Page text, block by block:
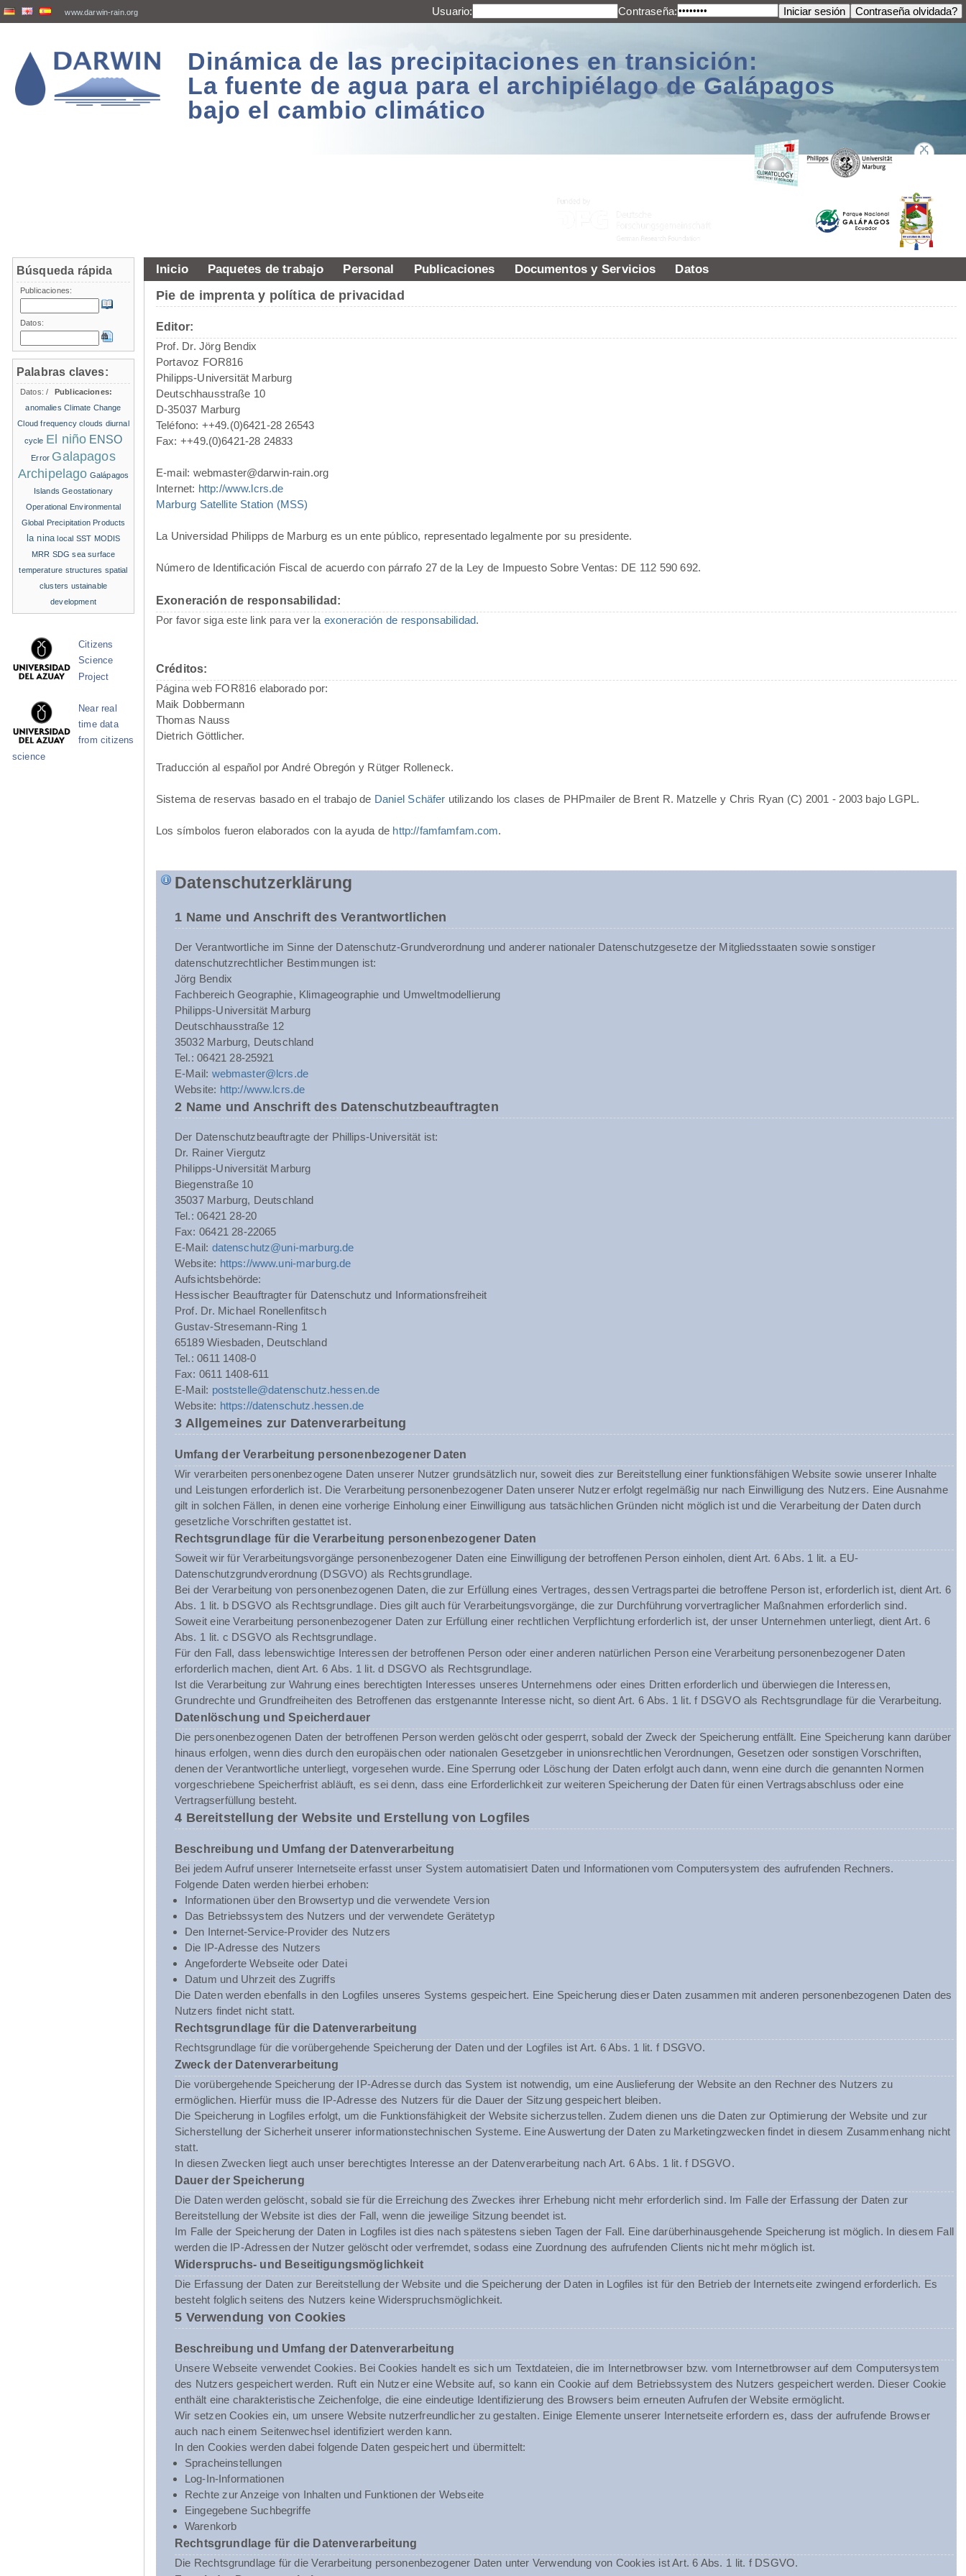
www.darwin-rain.org Usuario: Contraseña:
Dinámica de las precipitaciones en transición:
La fuente de agua para el archipiélago de Galápagos
bajo el cambio climático
Inicio Paquetes de trabajo Personal Publicaciones Documentos y Servicios Datos
Pie de imprenta y política de privacidad
Editor:
Prof. Dr. Jörg Bendix
Portavoz FOR816
Philipps-Universität Marburg
Deutschhausstraße 10
D-35037 Marburg
Teléfono: ++49.(0)6421-28 26543
Fax: ++49.(0)6421-28 24833
E-mail: webmaster@darwin-rain.org
Internet: http://www.lcrs.de
Marburg Satellite Station (MSS)
La Universidad Philipps de Marburg es un ente público, representado legalmente por su presidente.
Número de Identificación Fiscal de acuerdo con párrafo 27 de la Ley de Impuesto Sobre Ventas: DE 112 590 692.
Exoneración de responsabilidad:
Por favor siga este link para ver la exoneración de responsabilidad.
Créditos:
Página web FOR816 elaborado por:
Maik Dobbermann
Thomas Nauss
Dietrich Göttlicher.
Traducción al español por André Obregón y Rütger Rolleneck.
Sistema de reservas basado en el trabajo de Daniel Schäfer utilizando los clases de PHPmailer de Brent R. Matzelle y Chris Ryan (C) 2001 - 2003 bajo LGPL.
Los símbolos fueron elaborados con la ayuda de http://famfamfam.com.
Datenschutzerklärung
1 Name und Anschrift des Verantwortlichen
Der Verantwortliche im Sinne der Datenschutz-Grundverordnung und anderer nationaler Datenschutzgesetze der Mitgliedsstaaten sowie sonstiger
datenschutzrechtlicher Bestimmungen ist:
Jörg Bendix
Fachbereich Geographie, Klimageographie und Umweltmodellierung
Philipps-Universität Marburg
Deutschhausstraße 12
35032 Marburg, Deutschland
Tel.: 06421 28-25921
E-Mail: webmaster@lcrs.de
Website: http://www.lcrs.de
2 Name und Anschrift des Datenschutzbeauftragten
Der Datenschutzbeauftragte der Phillips-Universität ist:
Dr. Rainer Viergutz
Philipps-Universität Marburg
Biegenstraße 10
35037 Marburg, Deutschland
Tel.: 06421 28-20
Fax: 06421 28-22065
E-Mail: datenschutz@uni-marburg.de
Website: https://www.uni-marburg.de
Aufsichtsbehörde:
Hessischer Beauftragter für Datenschutz und Informationsfreiheit
Prof. Dr. Michael Ronellenfitsch
Gustav-Stresemann-Ring 1
65189 Wiesbaden, Deutschland
Tel.: 0611 1408-0
Fax: 0611 1408-611
E-Mail: poststelle@datenschutz.hessen.de
Website: https://datenschutz.hessen.de
3 Allgemeines zur Datenverarbeitung
Umfang der Verarbeitung personenbezogener Daten
Wir verarbeiten personenbezogene Daten unserer Nutzer grundsätzlich nur, soweit dies zur Bereitstellung einer funktionsfähigen Website sowie unserer Inhalte
und Leistungen erforderlich ist. Die Verarbeitung personenbezogener Daten unserer Nutzer erfolgt regelmäßig nur nach Einwilligung des Nutzers. Eine Ausnahme
gilt in solchen Fällen, in denen eine vorherige Einholung einer Einwilligung aus tatsächlichen Gründen nicht möglich ist und die Verarbeitung der Daten durch
gesetzliche Vorschriften gestattet ist.
Rechtsgrundlage für die Verarbeitung personenbezogener Daten
Soweit wir für Verarbeitungsvorgänge personenbezogener Daten eine Einwilligung der betroffenen Person einholen, dient Art. 6 Abs. 1 lit. a EU-
Datenschutzgrundverordnung (DSGVO) als Rechtsgrundlage.
Bei der Verarbeitung von personenbezogenen Daten, die zur Erfüllung eines Vertrages, dessen Vertragspartei die betroffene Person ist, erforderlich ist, dient Art. 6
Abs. 1 lit. b DSGVO als Rechtsgrundlage. Dies gilt auch für Verarbeitungsvorgänge, die zur Durchführung vorvertraglicher Maßnahmen erforderlich sind.
Soweit eine Verarbeitung personenbezogener Daten zur Erfüllung einer rechtlichen Verpflichtung erforderlich ist, der unser Unternehmen unterliegt, dient Art. 6
Abs. 1 lit. c DSGVO als Rechtsgrundlage.
Für den Fall, dass lebenswichtige Interessen der betroffenen Person oder einer anderen natürlichen Person eine Verarbeitung personenbezogener Daten
erforderlich machen, dient Art. 6 Abs. 1 lit. d DSGVO als Rechtsgrundlage.
Ist die Verarbeitung zur Wahrung eines berechtigten Interesses unseres Unternehmens oder eines Dritten erforderlich und überwiegen die Interessen,
Grundrechte und Grundfreiheiten des Betroffenen das erstgenannte Interesse nicht, so dient Art. 6 Abs. 1 lit. f DSGVO als Rechtsgrundlage für die Verarbeitung.
Datenlöschung und Speicherdauer
Die personenbezogenen Daten der betroffenen Person werden gelöscht oder gesperrt, sobald der Zweck der Speicherung entfällt. Eine Speicherung kann darüber
hinaus erfolgen, wenn dies durch den europäischen oder nationalen Gesetzgeber in unionsrechtlichen Verordnungen, Gesetzen oder sonstigen Vorschriften,
denen der Verantwortliche unterliegt, vorgesehen wurde. Eine Sperrung oder Löschung der Daten erfolgt auch dann, wenn eine durch die genannten Normen
vorgeschriebene Speicherfrist abläuft, es sei denn, dass eine Erforderlichkeit zur weiteren Speicherung der Daten für einen Vertragsabschluss oder eine
Vertragserfüllung besteht.
4 Bereitstellung der Website und Erstellung von Logfiles
Beschreibung und Umfang der Datenverarbeitung
Bei jedem Aufruf unserer Internetseite erfasst unser System automatisiert Daten und Informationen vom Computersystem des aufrufenden Rechners.
Folgende Daten werden hierbei erhoben:
Informationen über den Browsertyp und die verwendete Version
Das Betriebssystem des Nutzers und der verwendete Gerätetyp
Den Internet-Service-Provider des Nutzers
Die IP-Adresse des Nutzers
Angeforderte Webseite oder Datei
Datum und Uhrzeit des Zugriffs
Die Daten werden ebenfalls in den Logfiles unseres Systems gespeichert. Eine Speicherung dieser Daten zusammen mit anderen personenbezogenen Daten des
Nutzers findet nicht statt.
Rechtsgrundlage für die Datenverarbeitung
Rechtsgrundlage für die vorübergehende Speicherung der Daten und der Logfiles ist Art. 6 Abs. 1 lit. f DSGVO.
Zweck der Datenverarbeitung
Die vorübergehende Speicherung der IP-Adresse durch das System ist notwendig, um eine Auslieferung der Website an den Rechner des Nutzers zu
ermöglichen. Hierfür muss die IP-Adresse des Nutzers für die Dauer der Sitzung gespeichert bleiben.
Die Speicherung in Logfiles erfolgt, um die Funktionsfähigkeit der Website sicherzustellen. Zudem dienen uns die Daten zur Optimierung der Website und zur
Sicherstellung der Sicherheit unserer informationstechnischen Systeme. Eine Auswertung der Daten zu Marketingzwecken findet in diesem Zusammenhang nicht
statt.
In diesen Zwecken liegt auch unser berechtigtes Interesse an der Datenverarbeitung nach Art. 6 Abs. 1 lit. f DSGVO.
Dauer der Speicherung
Die Daten werden gelöscht, sobald sie für die Erreichung des Zweckes ihrer Erhebung nicht mehr erforderlich sind. Im Falle der Erfassung der Daten zur
Bereitstellung der Website ist dies der Fall, wenn die jeweilige Sitzung beendet ist.
Im Falle der Speicherung der Daten in Logfiles ist dies nach spätestens sieben Tagen der Fall. Eine darüberhinausgehende Speicherung ist möglich. In diesem Fall
werden die IP-Adressen der Nutzer gelöscht oder verfremdet, sodass eine Zuordnung des aufrufenden Clients nicht mehr möglich ist.
Widerspruchs- und Beseitigungsmöglichkeit
Die Erfassung der Daten zur Bereitstellung der Website und die Speicherung der Daten in Logfiles ist für den Betrieb der Internetseite zwingend erforderlich. Es
besteht folglich seitens des Nutzers keine Widerspruchsmöglichkeit.
5 Verwendung von Cookies
Beschreibung und Umfang der Datenverarbeitung
Unsere Webseite verwendet Cookies. Bei Cookies handelt es sich um Textdateien, die im Internetbrowser bzw. vom Internetbrowser auf dem Computersystem
des Nutzers gespeichert werden. Ruft ein Nutzer eine Website auf, so kann ein Cookie auf dem Betriebssystem des Nutzers gespeichert werden. Dieser Cookie
enthält eine charakteristische Zeichenfolge, die eine eindeutige Identifizierung des Browsers beim erneuten Aufrufen der Website ermöglicht.
Wir setzen Cookies ein, um unsere Website nutzerfreundlicher zu gestalten. Einige Elemente unserer Internetseite erfordern es, dass der aufrufende Browser
auch nach einem Seitenwechsel identifiziert werden kann.
In den Cookies werden dabei folgende Daten gespeichert und übermittelt:
Spracheinstellungen
Log-In-Informationen
Rechte zur Anzeige von Inhalten und Funktionen der Webseite
Eingegebene Suchbegriffe
Warenkorb
Rechtsgrundlage für die Datenverarbeitung
Die Rechtsgrundlage für die Verarbeitung personenbezogener Daten unter Verwendung von Cookies ist Art. 6 Abs. 1 lit. f DSGVO.
Búsqueda rápida
Publicaciones:
Datos:
Palabras claves:
Datos:/
Publicaciones:
anomalies Climate Change
Cloud frequency clouds diurnal
cycle El niño ENSO
Error Galapagos
Archipelago Galápagos
Islands Geostationary
Operational Environmental
Global Precipitation Products
la nina local SST MODIS
MRR SDG sea surface
temperature structures spatial
clusters ustainable
development
Citizens
Science
Project
Near real
time data
from citizens
science